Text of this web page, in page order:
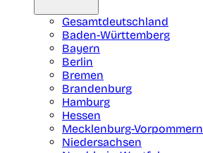
Gesamtdeutschland
Baden-Württemberg
Bayern
Berlin
Bremen
Brandenburg
Hamburg
Hessen
Mecklenburg-Vorpommern
Niedersachsen